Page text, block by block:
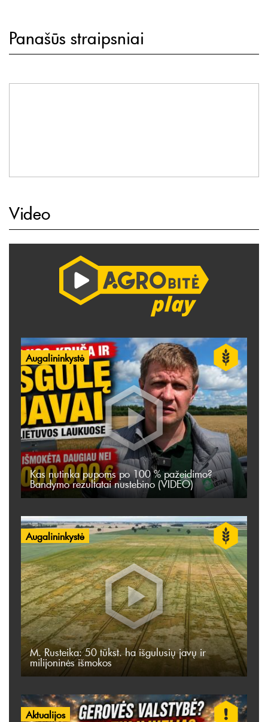
Panašūs straipsniai
Video
Augalininkystė
Kas nutinka pupoms po 100 % pažeidimo?
Bandymo rezultatai nustebino (VIDEO)
Augalininkystė
M. Rusteika: 50 tūkst. ha išgulusių javų ir
milijoninės išmokos
Aktualijos